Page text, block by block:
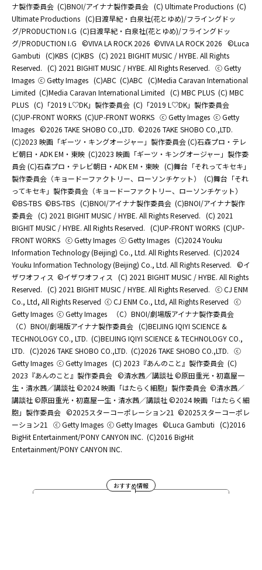
ナ製作委員会 (C)BNOI/アイナナ製作委員会 (C) Ultimate Productions (C)
Ultimate Productions (C)日渡早紀・白泉社(花とゆめ)/フライングドッ
グ/PRODUCTION I.G (C)日渡早紀・白泉社(花とゆめ)/フライングドッ
グ/PRODUCTION I.G ©️VIVA LA ROCK 2026 ©️VIVA LA ROCK 2026 ©Luca
Gambuti (C)KBS (C)KBS (C) 2021 BIGHIT MUSIC / HYBE. All Rights
Reserved. (C) 2021 BIGHIT MUSIC / HYBE. All Rights Reserved. ⓒ Getty
Images ⓒ Getty Images (C)ABC (C)ABC (C)Media Caravan International
Limited (C)Media Caravan International Limited (C) MBC PLUS (C) MBC
PLUS (C)「2019 L♡DK」製作委員会 (C)「2019 L♡DK」製作委員会
(C)UP-FRONT WORKS (C)UP-FRONT WORKS ⓒ Getty Images ⓒ Getty
Images ©2026 TAKE SHOBO CO.,LTD. ©2026 TAKE SHOBO CO.,LTD.
(C)2023 映画「ギーツ・キングオージャー」製作委員会 (C)石森プロ・テレ
ビ朝日・ADK EM・東映 (C)2023 映画「ギーツ・キングオージャー」製作委
員会 (C)石森プロ・テレビ朝日・ADK EM・東映 (C)舞台「それってキセキ」
製作委員会（キョードーファクトリー、ローソンチケット）
(C)舞台「それ
ってキセキ」製作委員会（キョードーファクトリー、ローソンチケット）
©BS-TBS ©BS-TBS (C)BNOI/アイナナ製作委員会 (C)BNOI/アイナナ製作
委員会 (C) 2021 BIGHIT MUSIC / HYBE. All Rights Reserved. (C) 2021
BIGHIT MUSIC / HYBE. All Rights Reserved. (C)UP-FRONT WORKS (C)UP-
FRONT WORKS ⓒ Getty Images ⓒ Getty Images (C)2024 Youku
Information Technology (Beijing) Co., Ltd. All Rights Reserved. (C)2024
Youku Information Technology (Beijing) Co., Ltd. All Rights Reserved. ©イ
ザワオフィス ©イザワオフィス (C) 2021 BIGHIT MUSIC / HYBE. All Rights
Reserved. (C) 2021 BIGHIT MUSIC / HYBE. All Rights Reserved. ⓒ CJ ENM
Co., Ltd, All Rights Reserved ⓒ CJ ENM Co., Ltd, All Rights Reserved ⓒ
Getty Images ⓒ Getty Images
（C）BNOI/劇場版アイナナ製作委員会
（C）BNOI/劇場版アイナナ製作委員会 (C)BEIJING IQIYI SCIENCE &
TECHNOLOGY CO., LTD. (C)BEIJING IQIYI SCIENCE & TECHNOLOGY CO.,
LTD. (C)2026 TAKE SHOBO CO.,LTD. (C)2026 TAKE SHOBO CO.,LTD. ⓒ
Getty Images ⓒ Getty Images (C) 2023『あんのこと』製作委員会 (C)
2023『あんのこと』製作委員会 ©清水茜／講談社 ©原田重光・初嘉屋一
生・清水茜／講談社 ©2024 映画「はたらく細胞」製作委員会 ©清水茜／
講談社 ©原田重光・初嘉屋一生・清水茜／講談社 ©2024 映画「はたらく細
胞」製作委員会 ©2025スターコーポレーション21 ©2025スターコーポレ
ーション21 ⓒ Getty Images ⓒ Getty Images ©Luca Gambuti (C)2016
BigHit Entertainment/PONY CANYON INC. (C)2016 BigHit
Entertainment/PONY CANYON INC.
おすすめ情報